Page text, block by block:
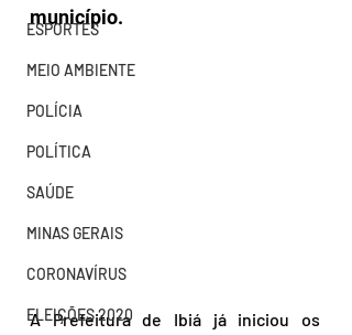
ESPORTES
MEIO AMBIENTE
POLÍCIA
POLÍTICA
SAÚDE
MINAS GERAIS
CORONAVÍRUS
ELEIÇÕES 2020
município.
A Prefeitura de Ibiá já iniciou os